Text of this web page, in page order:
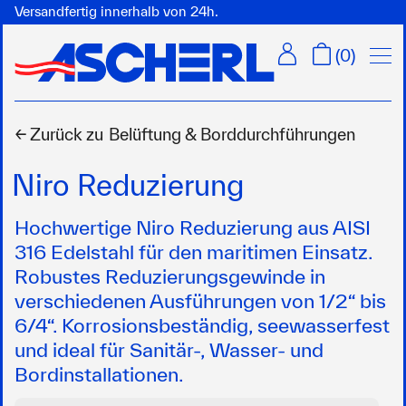
Versandfertig innerhalb von 24h.
(0)
← Zurück zu Belüftung & Borddurchführungen
Niro Reduzierung
Hochwertige Niro Reduzierung aus AISI
316 Edelstahl für den maritimen Einsatz.
Robustes Reduzierungsgewinde in
verschiedenen Ausführungen von 1/2“ bis
6/4“. Korrosionsbeständig, seewasserfest
und ideal für Sanitär-, Wasser- und
Bordinstallationen.